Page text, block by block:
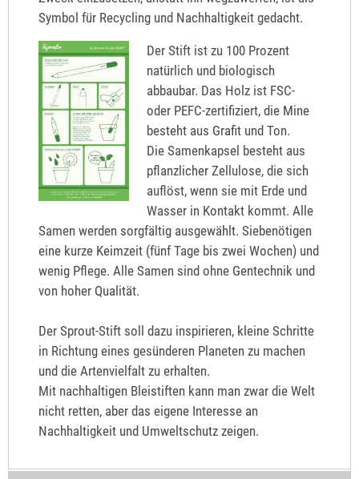
Symbol für Recycling und Nachhaltigkeit gedacht.
Der Stift ist zu 100 Prozent
natürlich und biologisch
abbaubar. Das Holz ist FSC-
oder PEFC-zertifiziert, die Mine
besteht aus Grafit und Ton.
Die Samenkapsel besteht aus
pflanzlicher Zellulose, die sich
auflöst, wenn sie mit Erde und
Wasser in Kontakt kommt. Alle
Samen werden sorgfältig ausgewählt. Siebenötigen
eine kurze Keimzeit (fünf Tage bis zwei Wochen) und
wenig Pflege. Alle Samen sind ohne Gentechnik und
von hoher Qualität.
Der Sprout-Stift soll dazu inspirieren, kleine Schritte
in Richtung eines gesünderen Planeten zu machen
und die Artenvielfalt zu erhalten.
Mit nachhaltigen Bleistiften kann man zwar die Welt
nicht retten, aber das eigene Interesse an
Nachhaltigkeit und Umweltschutz zeigen.